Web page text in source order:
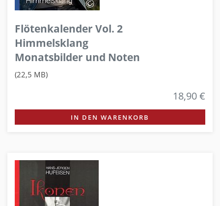
Flötenkalender Vol. 2
Himmelsklang
Monatsbilder und Noten
(22,5 MB)
18,90 €
IN DEN WARENKORB